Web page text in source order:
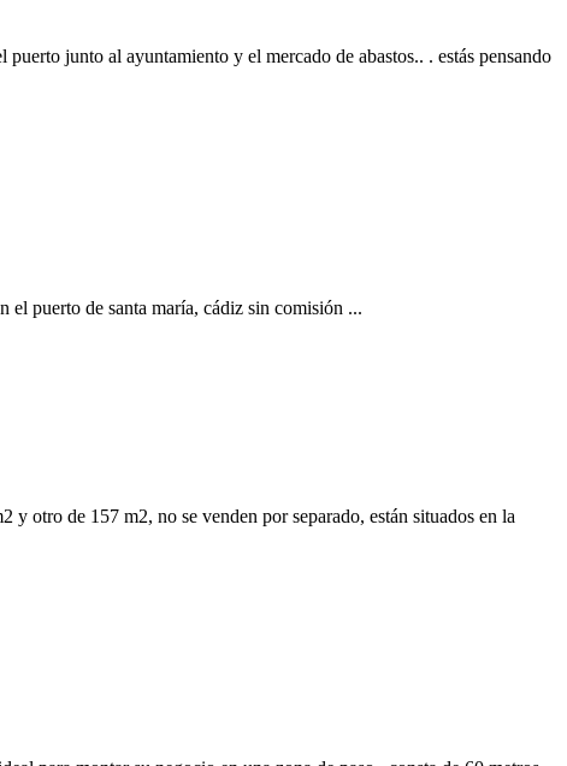
junto al ayuntamiento y el mercado de abastos.. . estás pensando
el puerto de santa maría, cádiz sin comisión ...
y otro de 157 m2, no se venden por separado, están situados en la